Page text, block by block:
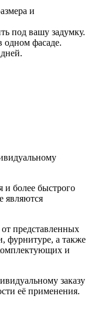
и
под вашу задумку.
одном фасаде.
и более быстрого
являются
представленных
фурнитуре, а также
и
заказу
её применения.